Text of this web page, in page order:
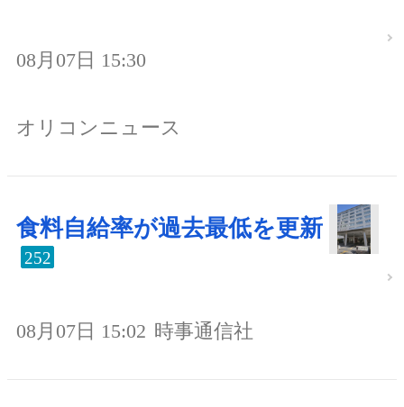
08月07日 15:30
オリコンニュース
食料自給率が過去最低を更新
252
08月07日 15:02 時事通信社